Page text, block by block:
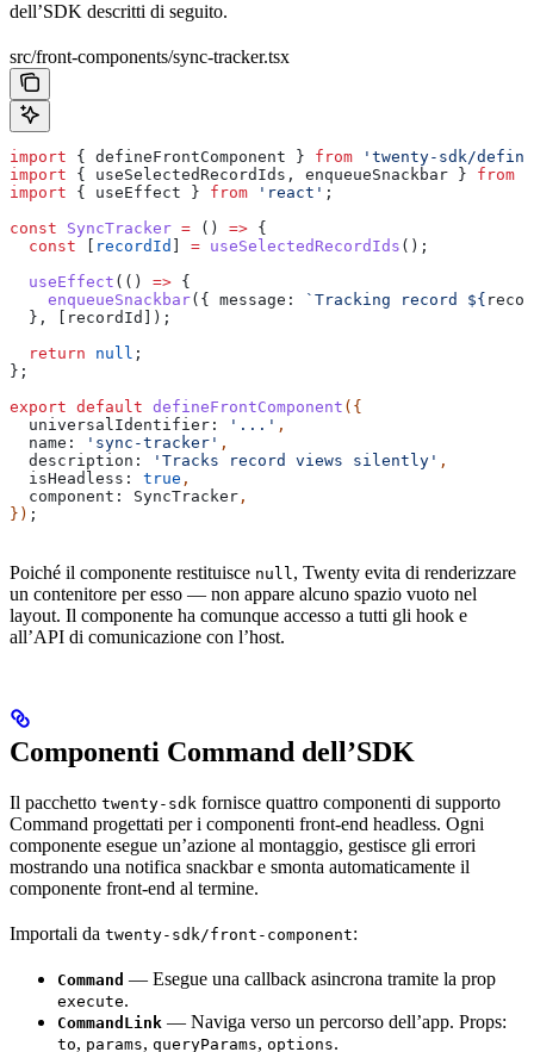
dell’SDK descritti di seguito.
src/front-components/sync-tracker.tsx
import { defineFrontComponent } from 'twenty-sdk/
import { useSelectedRecordIds , enqueueSnackbar } from
import { useEffect } from 'react' ;
const SyncTracker = () => {
  const
recordId = useSelectedRecordIds ();
  useEffect
(() => {
    enqueueSnackbar
({ message: `Tracking record ${
  }, [
recordId
]);
  return
null ;
};
export default defineFrontComponent ({
  universalIdentifier:
'...' ,
  name:
'sync-tracker' ,
  description:
'Tracks record views silently' ,
  isHeadless:
true ,
  component:
SyncTracker ,
}) ;
Poiché il componente restituisce null, Twenty evita di renderizzare
un contenitore per esso — non appare alcuno spazio vuoto nel
layout. Il componente ha comunque accesso a tutti gli hook e
all’API di comunicazione con l’host.
Componenti Command dell’SDK
Il pacchetto twenty-sdk fornisce quattro componenti di supporto
Command progettati per i componenti front-end headless. Ogni
componente esegue un’azione al montaggio, gestisce gli errori
mostrando una notifica snackbar e smonta automaticamente il
componente front-end al termine.
Importali da twenty-sdk/front-component:
Command — Esegue una callback asincrona tramite la prop
execute.
CommandLink — Naviga verso un percorso dell’app. Props:
to, params, queryParams, options.